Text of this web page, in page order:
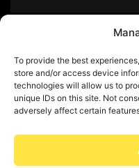
To provide the best
store and/or access device
technologies will allow us to
unique IDs on this site. Not
adversely affect certain
Referenzen
Videos
Über uns
Kontakt